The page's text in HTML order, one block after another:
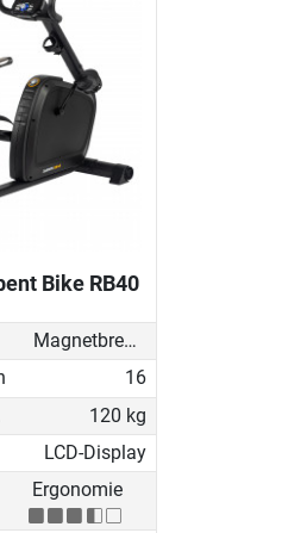
Bike RB40
Magnetbremse (elektronisch)
16
120 kg
LCD-Display
Ergonomie